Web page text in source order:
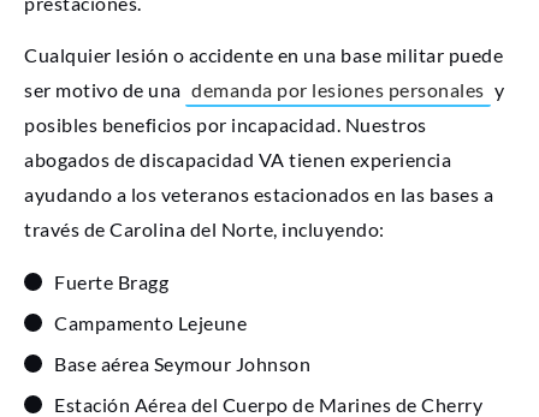
Cualquier lesión o accidente en una base militar puede
ser motivo de una demanda por lesiones personales y
posibles beneficios por incapacidad. Nuestros
abogados de discapacidad VA tienen experiencia
ayudando a los veteranos estacionados en las bases a
través de Carolina del Norte, incluyendo:
Fuerte Bragg
Campamento Lejeune
Base aérea Seymour Johnson
Estación Aérea del Cuerpo de Marines de Cherry